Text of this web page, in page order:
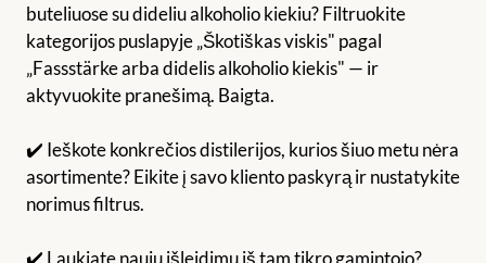
buteliuose su dideliu alkoholio kiekiu? Filtruokite
kategorijos puslapyje „Škotiškas viskis" pagal
„Fassstärke arba didelis alkoholio kiekis" — ir
aktyvuokite pranešimą. Baigta.
✔️ Ieškote konkrečios distilerijos, kurios šiuo metu nėra
asortimente? Eikite į savo kliento paskyrą ir nustatykite
norimus filtrus.
✔️ Laukiate naujų išleidimų iš tam tikro gamintojo?